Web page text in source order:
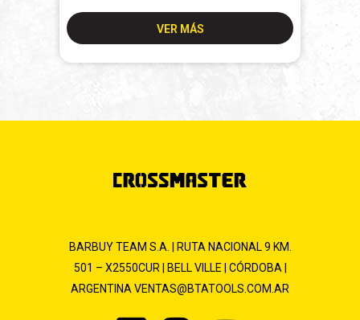
VER MÁS
BARBUY TEAM S.A. | RUTA NACIONAL 9 KM.
501 – X2550CUR | BELL VILLE | CÓRDOBA |
ARGENTINA VENTAS@BTATOOLS.COM.AR